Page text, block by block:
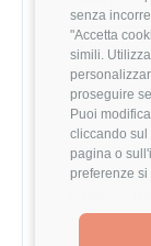
senza
"Accetta
simili.
proseguire
Puoi
cliccando sul
pagina o
preferenze si
CARRIERA
Business
che
CARRIERA
Data